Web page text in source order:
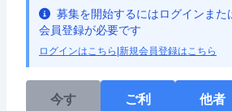
募集を開始するにはログインまた
会員登録が必要です
ログインはこちら 新規会員登録はこちら
今す
ご利
他者